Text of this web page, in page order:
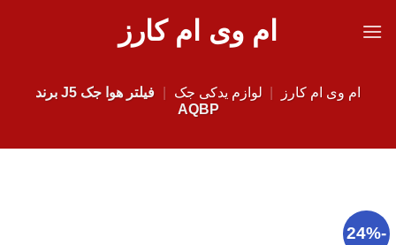
ام وی ام کارز
ام وی ام کارز لوازم یدکی جک
فیلتر هوا جک J5 برند
AQBP
-24%